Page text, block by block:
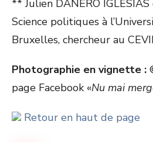
** Julien DANERO
Science politiques à
Bruxelles, chercheur au
Photographie en vignette :
page Facebook «Nu mai
Retour en haut de page